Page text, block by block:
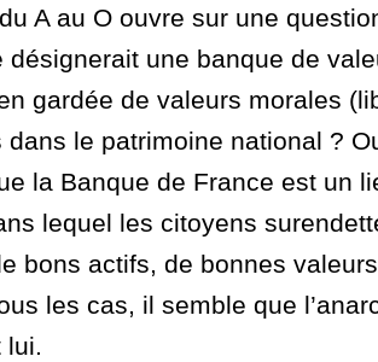
A au O ouvre sur une
désignerait une banque de
gardée de valeurs morales
le patrimoine national ?
la Banque de France est un
lequel les citoyens
bons actifs, de bonnes
les cas, il semble que
lui.